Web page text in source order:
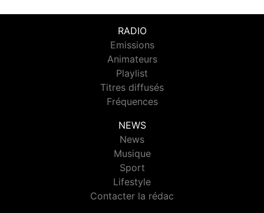
RADIO
Emissions
Animateurs
Playlist
Titres diffusés
Fréquences
NEWS
News
Musique
Sport
Lifestyle
Contacter la rédac